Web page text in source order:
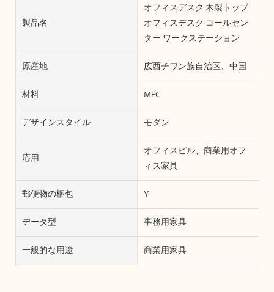
製品名
オフィスデスク 木製トップ
オフィスデスク コールセン
ター ワークステーション
原産地
広西チワン族自治区、中国
材料
MFC
デザインスタイル
モダン
応用
オフィスビル、商業用オフ
ィス家具
郵便物の梱包
Y
データ型
事務用家具
一般的な用途
商業用家具